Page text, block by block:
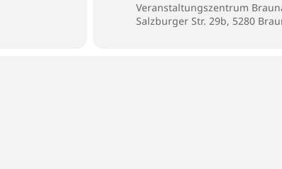
Veranstaltungszentrum
Salzburger Str. 29b, 5280